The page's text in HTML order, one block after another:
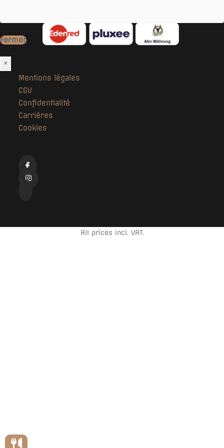
Mentions légales
CGV
Confidentialité
Carrières
Cookies
All prices incl. VAT.
Fermer
×